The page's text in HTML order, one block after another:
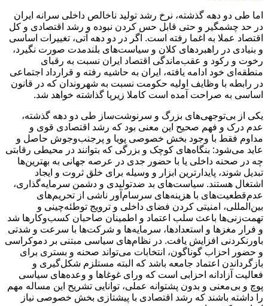
اما طی دو دهه گذشته، نرخ رشد تولید ناخالص داخلی سرانه ایران
در حد چشمگیر و حتی قابل حس کردن نبوده و رشد اقتصادی و کل
اقتصاد عملا به اغما رفته است. اگر در دو دهه آتی، تغییرات اساسی
و بنیادی در راهبرد‌های کلان و سیاست‌های بلندمدت صورت نگیرد،
رخوت و رکود و عقب‌ماندگی اقتصاد ایران نسبت به رقبای
منطقه‌ای خود ادامه یافته، ایران به حاشیه رفته و قرارداد اجتماعی
در رابطه با وظایف اولیه حکومت نسبت به شهروندان که در قانون
اساسی به صراحت آمده است کاملا زیرپا گذاشته خواهد شد.
یکی از بی‌توجهی‌های بزرگ و سرنوشت‌ساز طی دو دهه گذشته،
عدم درک و فهم صحیح این معنی بود که رشد اقتصادی قوی و
مداوم فقط با وجود بخش خصوصی پویا و پرجنب‌وجوش حاصل و
عاید می‌شود: بنگاه‌های کوچک و بزرگی که بتوانند در محیطی رقابتی
چه در صحنه داخلی یا با حضور جدی در عرصه جهانی به بهترین‌ها
تبدیل شوند، پایدارترین ابزار و وسیله برای خلق ثروت و ایجاد
اشتغال هستند. سیاست‌های بد ضدتولیدی و دشمن سرمایه‌گذاری،
عدم‌قطعیت‌های با هزینه‌های سرسام‌آور ناشی از تحریم‌های
بین‌المللی، امنیتی کردن فضای داخلی و ترویج توطئه‌چینی و
تهمت‌زنی‌ها باعث سلب اعتماد و اطمینان صاحبان کسب‌وکار‌ها شد
و فرار مغز‌ها و استعدادها، سرمایه‌ها و شرکت‌ها با سرعت و شدتی
باورنکردنی افزایش یافت. در نظام‌های سیاسی مبتنی بر دموکراسی
و حضور احزاب گوناگون، انتخابات می‌تواند صحنه و بستری برای
بازگرداندن اعتماد جامعه باشد که البته مستلزم شکل‌گیری و
فعالیت آزادانه احزابی است که ورای غوغا‌ها و وعده‌های سیاسی
پوچ و بی‌معنی و بدون پشتوانه عملی، توانایی تشریح این مساله مهم
را داشته باشند که رشد اقتصادی با پیشتازی بخش خصوصی نیاز